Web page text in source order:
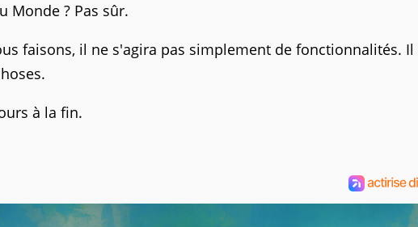
Monde ? Pas sûr.
faisons, il ne s'agira pas simplement de fonctionnalités. Il
à la fin.